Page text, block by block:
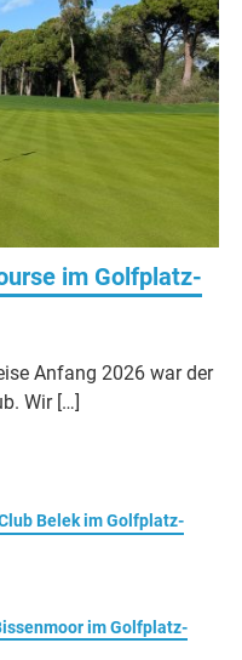
im Golfplatz-
Anfang 2026 war der
Wir […]
Belek im Golfplatz-
im Golfplatz-